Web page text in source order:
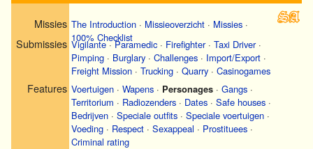
Missies The Introduction · Missieoverzicht · Missies ·
100% Checklist
Submissies Vigilante·Paramedic · Firefighter· Taxi Driver·
Pimping · Burglary · Challenges · Import/Export ·
Freight Mission · Trucking · Quarry · Casinogames
Features Voertuigen · Wapens · Personages · Gangs ·
Territorium · Radiozenders · Dates · Safe houses ·
Bedrijven · Speciale outfits · Speciale voertuigen ·
Voeding · Respect · Sexappeal · Prostituees ·
Criminal rating